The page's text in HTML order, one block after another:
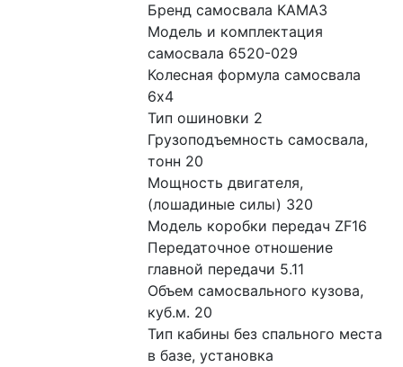
Бренд самосвала КАМАЗ
Модель и комплектация
самосвала 6520-029
Колесная формула самосвала
6x4
Тип ошиновки 2
Грузоподъемность самосвала,
тонн 20
Мощность двигателя,
(лошадиные силы) 320
Модель коробки передач ZF16
Передаточное отношение
главной передачи 5.11
Объем самосвального кузова,
куб.м. 20
Тип кабины без спального места
в базе, установка